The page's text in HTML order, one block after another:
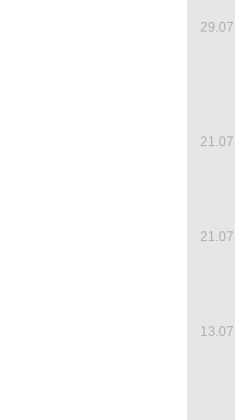
29.07
21.07
21.07
13.07